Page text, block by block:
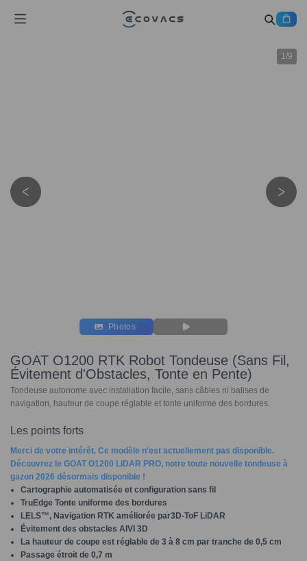
1/9
Photos
GOAT O1200 RTK Robot Tondeuse (Sans Fil,
Évitement d'Obstacles, Tonte en Pente)
Tondeuse autonome avec installation facile, sans câbles ni balises de
navigation, hauteur de coupe réglable et tonte uniforme des bordures.
Les points forts
Merci de votre intérêt. Ce modèle n'est actuellement pas disponible.
Découvrez le GOAT O1200 LiDAR PRO, notre toute nouvelle tondeuse à
gazon 2026 désormais disponible !
Cartographie automatisée et configuration sans fil
TruEdge Tonte uniforme des bordures
LELS™, Navigation RTK améliorée par3D-ToF LiDAR
Évitement des obstacles AIVI 3D
La hauteur de coupe est réglable de 3 à 8 cm par tranche de 0,5 cm
Passage étroit de 0,7 m